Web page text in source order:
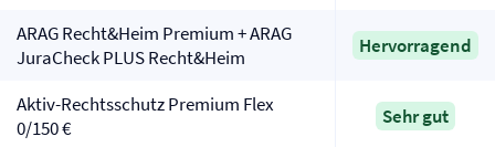
ARAG Recht&Heim Premium + ARAG
JuraCheck PLUS Recht&Heim
Hervorragend
Aktiv-Rechtsschutz Premium Flex
0/150 €
Sehr gut